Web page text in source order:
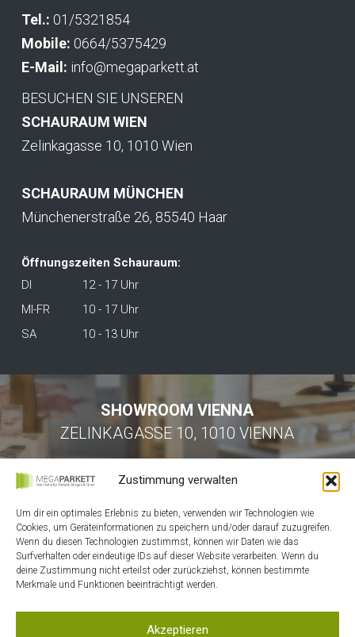
Zustimmung verwalten
Um dir ein optimales Erlebnis zu bieten, verwenden wir Technologien wie
Cookies, um Geräteinformationen zu speichern und/oder darauf zuzugreifen.
Wenn du diesen Technologien zustimmst, können wir Daten wie das
Surfverhalten oder eindeutige IDs auf dieser Website verarbeiten. Wenn du
deine Zustimmung nicht erteilst oder zurückziehst, können bestimmte
Merkmale und Funktionen beeinträchtigt werden.
Akzeptieren
Tel.: 01/5321854
Mobile: 0664/5375429
E-Mail: info@megaparkett.at
BESUCHEN SIE UNSEREN
SCHAURAUM WIEN
Zelinkagasse 10, 1010 Wien
SCHAURAUM MÜNCHEN
Münchenerstraße 26, 85540 Haar
Öffnungszeiten Schauraum:
DI
12 - 17 Uhr
MI-FR
10 - 17 Uhr
SA
10 - 13 Uhr
SHOWROOM VIENNA
ZELINKAGASSE 10, 1010 VIENNA
HOME
KONTAKT
MEIN ACCOUNT